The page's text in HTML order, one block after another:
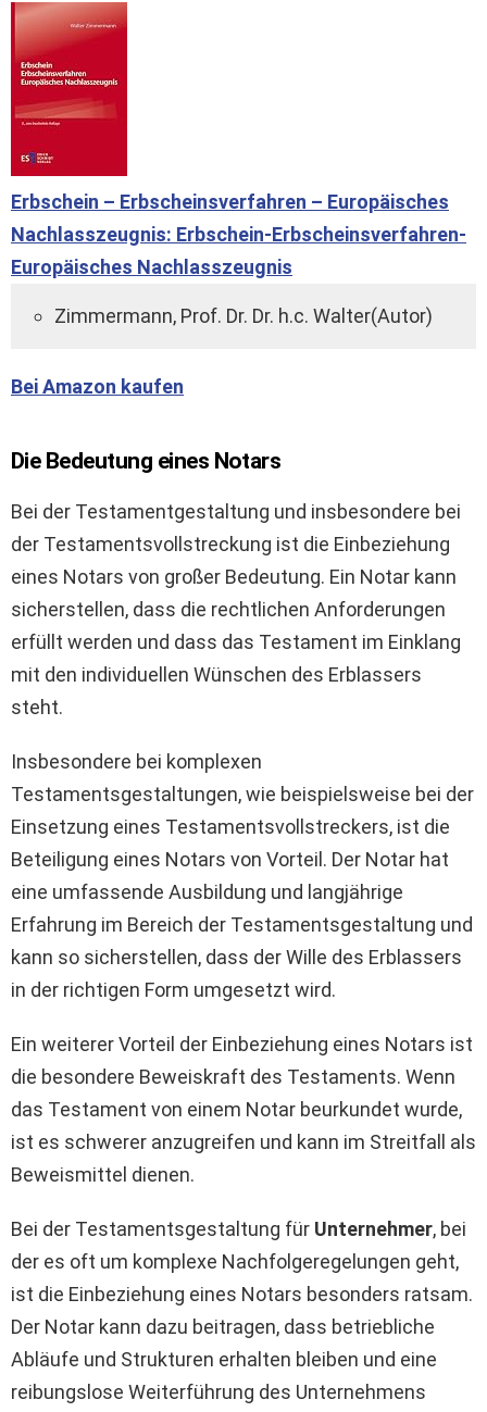
Erbschein – Erbscheinsverfahren – Europäisches
Nachlasszeugnis: Erbschein-Erbscheinsverfahren-
Europäisches Nachlasszeugnis
Zimmermann, Prof. Dr. Dr. h.c. Walter(Autor)
Bei Amazon kaufen
Die Bedeutung eines Notars
Bei der Testamentgestaltung und insbesondere bei
der Testamentsvollstreckung ist die Einbeziehung
eines Notars von großer Bedeutung. Ein Notar kann
sicherstellen, dass die rechtlichen Anforderungen
erfüllt werden und dass das Testament im Einklang
mit den individuellen Wünschen des Erblassers
steht.
Insbesondere bei komplexen
Testamentsgestaltungen, wie beispielsweise bei der
Einsetzung eines Testamentsvollstreckers, ist die
Beteiligung eines Notars von Vorteil. Der Notar hat
eine umfassende Ausbildung und langjährige
Erfahrung im Bereich der Testamentsgestaltung und
kann so sicherstellen, dass der Wille des Erblassers
in der richtigen Form umgesetzt wird.
Ein weiterer Vorteil der Einbeziehung eines Notars ist
die besondere Beweiskraft des Testaments. Wenn
das Testament von einem Notar beurkundet wurde,
ist es schwerer anzugreifen und kann im Streitfall als
Beweismittel dienen.
Bei der Testamentsgestaltung für Unternehmer, bei
der es oft um komplexe Nachfolgeregelungen geht,
ist die Einbeziehung eines Notars besonders ratsam.
Der Notar kann dazu beitragen, dass betriebliche
Abläufe und Strukturen erhalten bleiben und eine
reibungslose Weiterführung des Unternehmens